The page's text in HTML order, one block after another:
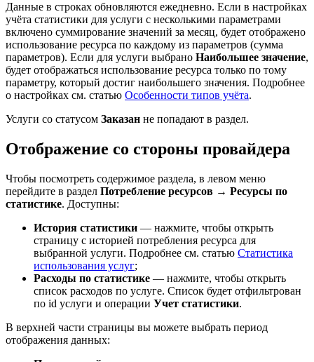
Данные в строках обновляются ежедневно. Если в настройках
учёта статистики для услуги с несколькими параметрами
включено суммирование значений за месяц, будет отображено
использование ресурса по каждому из параметров (сумма
параметров). Если для услуги выбрано Наибольшее значение,
будет отображаться использование ресурса только по тому
параметру, который достиг наибольшего значения. Подробнее
о настройках см. статью Особенности типов учёта.
Услуги со статусом Заказан не попадают в раздел.
Отображение со стороны провайдера
Чтобы посмотреть содержимое раздела, в левом меню
перейдите в раздел Потребление ресурсов → Ресурсы по
статистике. Доступны:
История статистики — нажмите, чтобы открыть
страницу с историей потребления ресурса для
выбранной услуги. Подробнее см. статью Статистика
использования услуг;
Расходы по статистике — нажмите, чтобы открыть
список расходов по услуге. Список будет отфильтрован
по id услуги и операции Учет статистики.
В верхней части страницы вы можете выбрать период
отображения данных: